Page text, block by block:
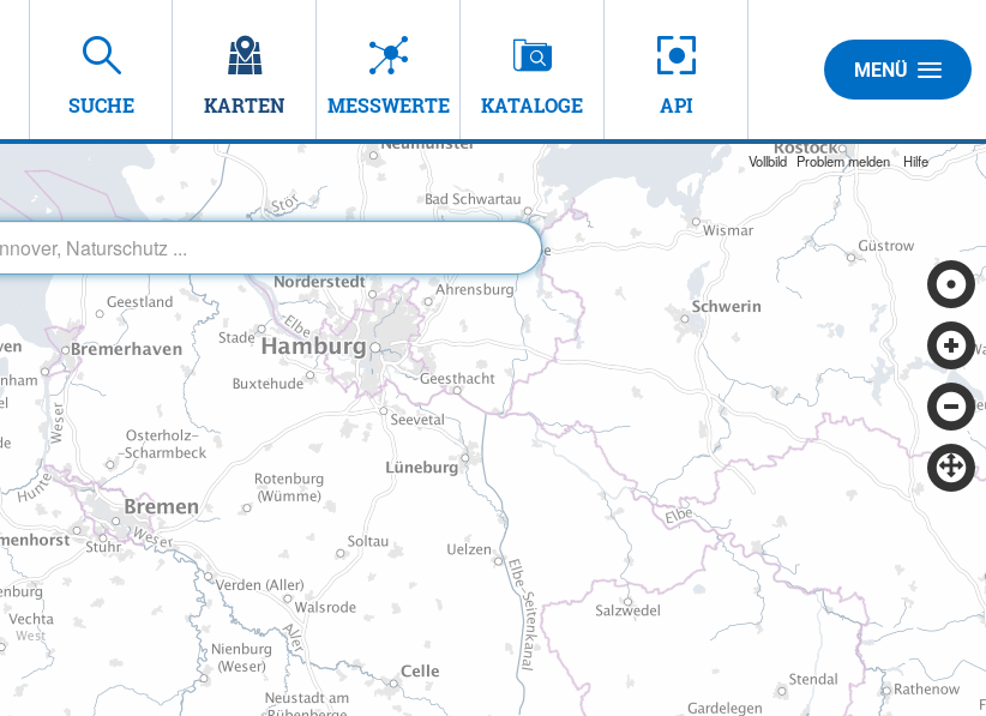
SUCHE KARTEN MESSWERTE KATALOGE API
MENÜ